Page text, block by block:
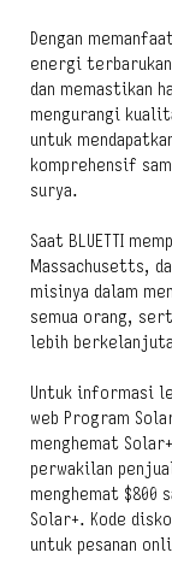
Dengan
energi
dan memastikan
mengurangi
untuk
komprehensif
surya.
Saat BLUETTI
Massachusetts,
misinya dalam
semua orang,
lebih
Untuk informasi
web Program
menghemat
perwakilan
menghemat $800
Solar+. Kode
untuk pesanan